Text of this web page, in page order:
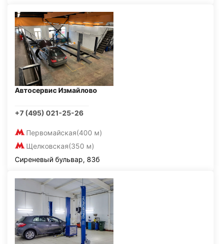
Автосервис Измайлово
+7 (495) 021-25-26
Первомайская(400 м)
Щелковская(350 м)
Сиреневый бульвар, 83б